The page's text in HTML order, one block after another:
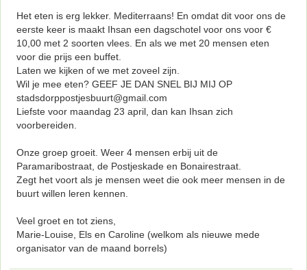
Het eten is erg lekker. Mediterraans! En omdat dit voor ons de
eerste keer is maakt Ihsan een dagschotel voor ons voor €
10,00 met 2 soorten vlees. En als we met 20 mensen eten
voor die prijs een buffet.
Laten we kijken of we met zoveel zijn.
Wil je mee eten? GEEF JE DAN SNEL BIJ MIJ OP
stadsdorppostjesbuurt@gmail.com
Liefste voor maandag 23 april, dan kan Ihsan zich
voorbereiden.
Onze groep groeit. Weer 4 mensen erbij uit de
Paramaribostraat, de Postjeskade en Bonairestraat.
Zegt het voort als je mensen weet die ook meer mensen in de
buurt willen leren kennen.
Veel groet en tot ziens,
Marie-Louise, Els en Caroline (welkom als nieuwe mede
organisator van de maand borrels)